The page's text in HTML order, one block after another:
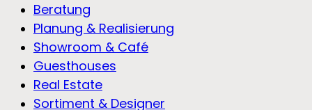
Beratung
Planung & Realisierung
Showroom & Café
Guesthouses
Real Estate
Sortiment & Designer